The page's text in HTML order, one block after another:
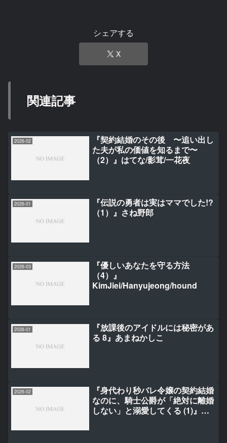
シェアする
X
関連記事
2026-02
『契約結婚のその後 〜追い出し
た夫が私の価値を知るまで〜
（2）』はてな/影茸/一花夜
2026-01
『伝説の勇者は実はママでした!?
（1）』さね野郎
2026-03
『優しいあなたを守る方法
（4）』
KimJiei/Hanyujeong/hound
2026-01
『放課後のアイドルには秘密があ
る 8』あまねかしこ
2026-02
『身代わり秒バレ令嬢の契約結婚
なのに、騎士公爵が「絶対に離婚
しない」と溺愛してくる (1)』せ